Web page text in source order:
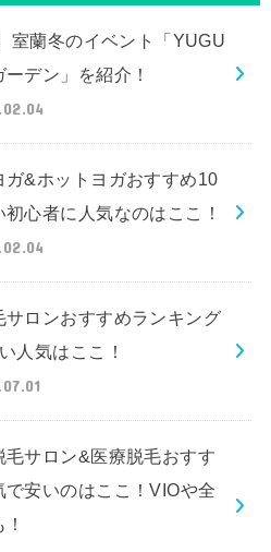
室蘭冬のイベント「YUGU
ーデン」を紹介！
ガ&ホットヨガおすすめ10
初心者に人気なのはここ！
サロンおすすめランキング
人気はここ！
毛サロン&医療脱毛おすす
で安いのはここ！VIOや全